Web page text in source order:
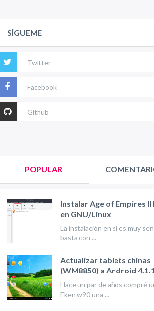
SÍGUEME
Twitter
Facebook
Github
POPULAR
Instalar Age of Empires II
en GNU/Linux
La instalación en si es muy
basta con ...
Actualizar tablets chinas
(WM8850) a Android 4.1.1
Hace un par de años compré
Eken w90 una ...